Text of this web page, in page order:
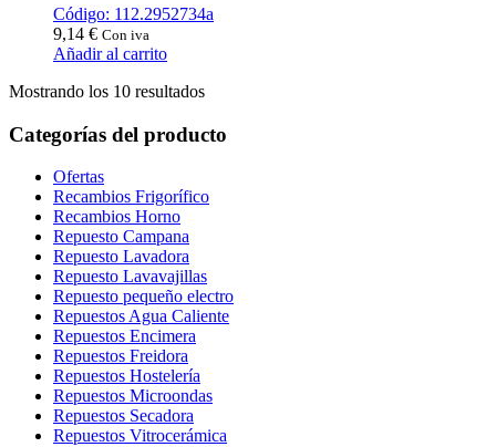
Código: 112.2952734a
9,14 € Con iva
Añadir al carrito
Mostrando los 10 resultadosOrdenado
popularidad
Categorías del producto
Ofertas
Recambios Frigorífico
Recambios Horno
Repuesto Campana
Repuesto Lavadora
Repuesto Lavavajillas
Repuesto pequeño electro
Repuestos Agua Caliente
Repuestos Encimera
Repuestos Freidora
Repuestos Hostelería
Repuestos Microondas
Repuestos Secadora
Repuestos Vitrocerámica